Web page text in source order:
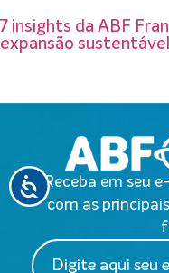
7 insights da ABF
expansão
Receba em seu
com as